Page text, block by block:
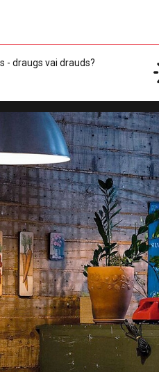
- draugs vai drauds?